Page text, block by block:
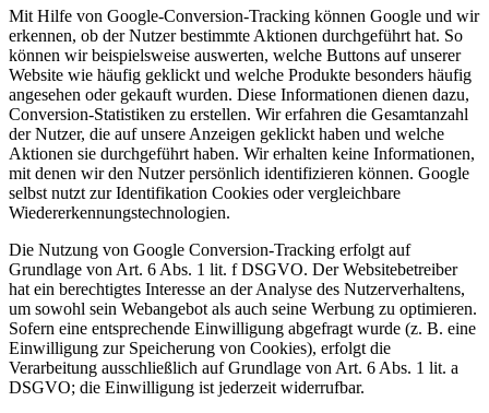
Mit Hilfe von Google-Conversion-Tracking können Google und wir
erkennen, ob der Nutzer bestimmte Aktionen durchgeführt hat. So
können wir beispielsweise auswerten, welche Buttons auf unserer
Website wie häufig geklickt und welche Produkte besonders häufig
angesehen oder gekauft wurden. Diese Informationen dienen dazu,
Conversion-Statistiken zu erstellen. Wir erfahren die Gesamtanzahl
der Nutzer, die auf unsere Anzeigen geklickt haben und welche
Aktionen sie durchgeführt haben. Wir erhalten keine Informationen,
mit denen wir den Nutzer persönlich identifizieren können. Google
selbst nutzt zur Identifikation Cookies oder vergleichbare
Wiedererkennungstechnologien.
Die Nutzung von Google Conversion-Tracking erfolgt auf
Grundlage von Art. 6 Abs. 1 lit. f DSGVO. Der Websitebetreiber
hat ein berechtigtes Interesse an der Analyse des Nutzerverhaltens,
um sowohl sein Webangebot als auch seine Werbung zu optimieren.
Sofern eine entsprechende Einwilligung abgefragt wurde (z. B. eine
Einwilligung zur Speicherung von Cookies), erfolgt die
Verarbeitung ausschließlich auf Grundlage von Art. 6 Abs. 1 lit. a
DSGVO; die Einwilligung ist jederzeit widerrufbar.